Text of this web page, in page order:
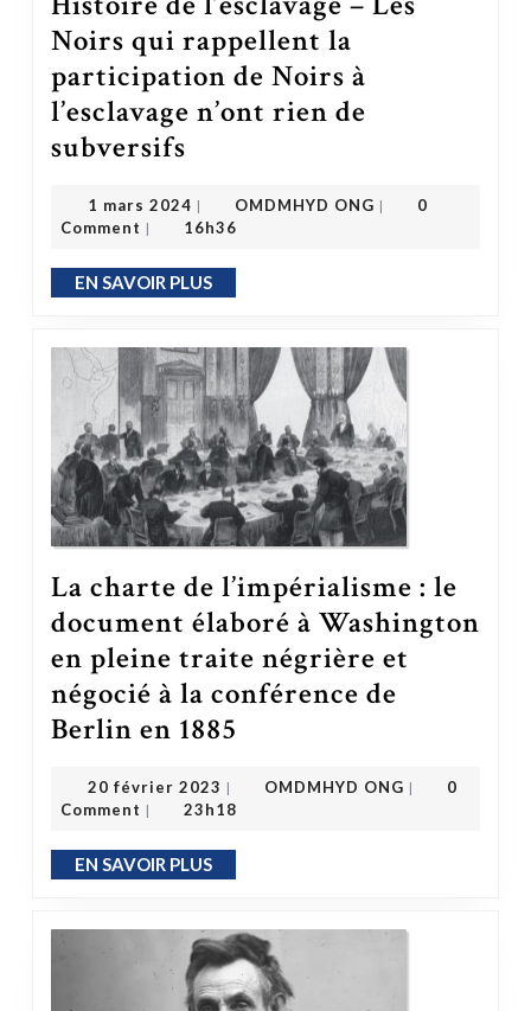
Noirs qui rappellent la
participation de Noirs à
l’esclavage n’ont rien de
subversifs
1 mars 2024 | OMDMHYD ONG |
0
Comment | 16h36
EN SAVOIR PLUSEN SAVOIR PLUS
La charte de l’impérialisme : le
document élaboré à Washington
en pleine traite négrière et
négocié à la conférence de
Berlin en 1885
20 février 2023 20 février 2023
| OMDMHYD ONG |
0
Comment | 23h18
EN SAVOIR PLUSEN SAVOIR PLUS